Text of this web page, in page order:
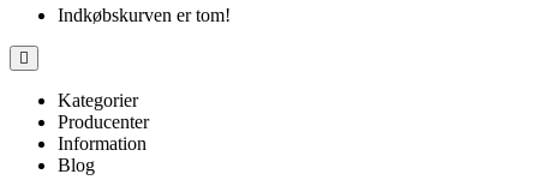
Indkøbskurven er tom!
Kategorier
Producenter
Information
Blog